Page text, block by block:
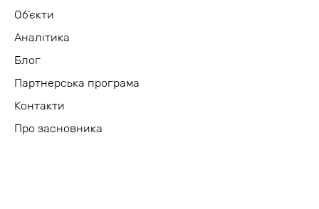
Об’єкти
Аналітика
Блог
Партнерська програма
Контакти
Про засновника